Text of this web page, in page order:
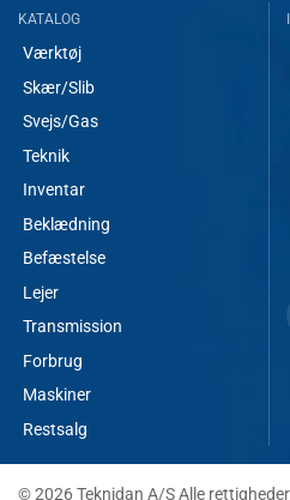
KATALOG
Værktøj
Skær/Slib
Svejs/Gas
Teknik
Inventar
Beklædning
Befæstelse
Lejer
Transmission
Forbrug
Maskiner
Restsalg
© 2026 Teknidan A/S Alle